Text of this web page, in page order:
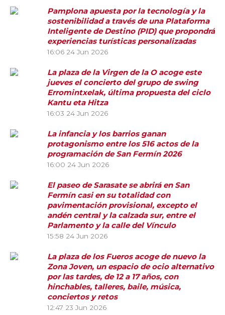
Pamplona apuesta por la tecnología y la
sostenibilidad a través de una Plataforma
Inteligente de Destino (PID) que propondrá
experiencias turísticas personalizadas
16:06 24 Jun 2026
La plaza de la Virgen de la O acoge este
jueves el concierto del grupo de swing
Erromintxelak, última propuesta del ciclo
Kantu eta Hitza
16:03 24 Jun 2026
La infancia y los barrios ganan
protagonismo entre los 516 actos de la
programación de San Fermín 2026
16:00 24 Jun 2026
El paseo de Sarasate se abrirá en San
Fermín casi en su totalidad con
pavimentación provisional, excepto el
andén central y la calzada sur, entre el
Parlamento y la calle del Vínculo
15:58 24 Jun 2026
La plaza de los Fueros acoge de nuevo la
Zona Joven, un espacio de ocio alternativo
por las tardes, de 12 a 17 años, con
hinchables, talleres, baile, música,
conciertos y retos
12:47 23 Jun 2026